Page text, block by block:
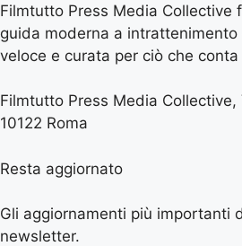
Filmtutto Press Media Collective
guida moderna a
veloce e curata per ciò che conta
Filmtutto Press Media
10122 Roma
Resta aggiornato
Gli aggiornamenti più importanti
newsletter.